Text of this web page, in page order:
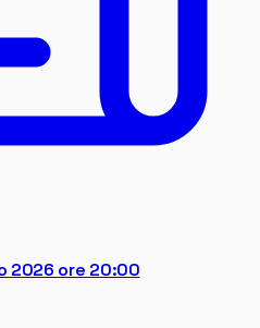
2026 ore 20:00